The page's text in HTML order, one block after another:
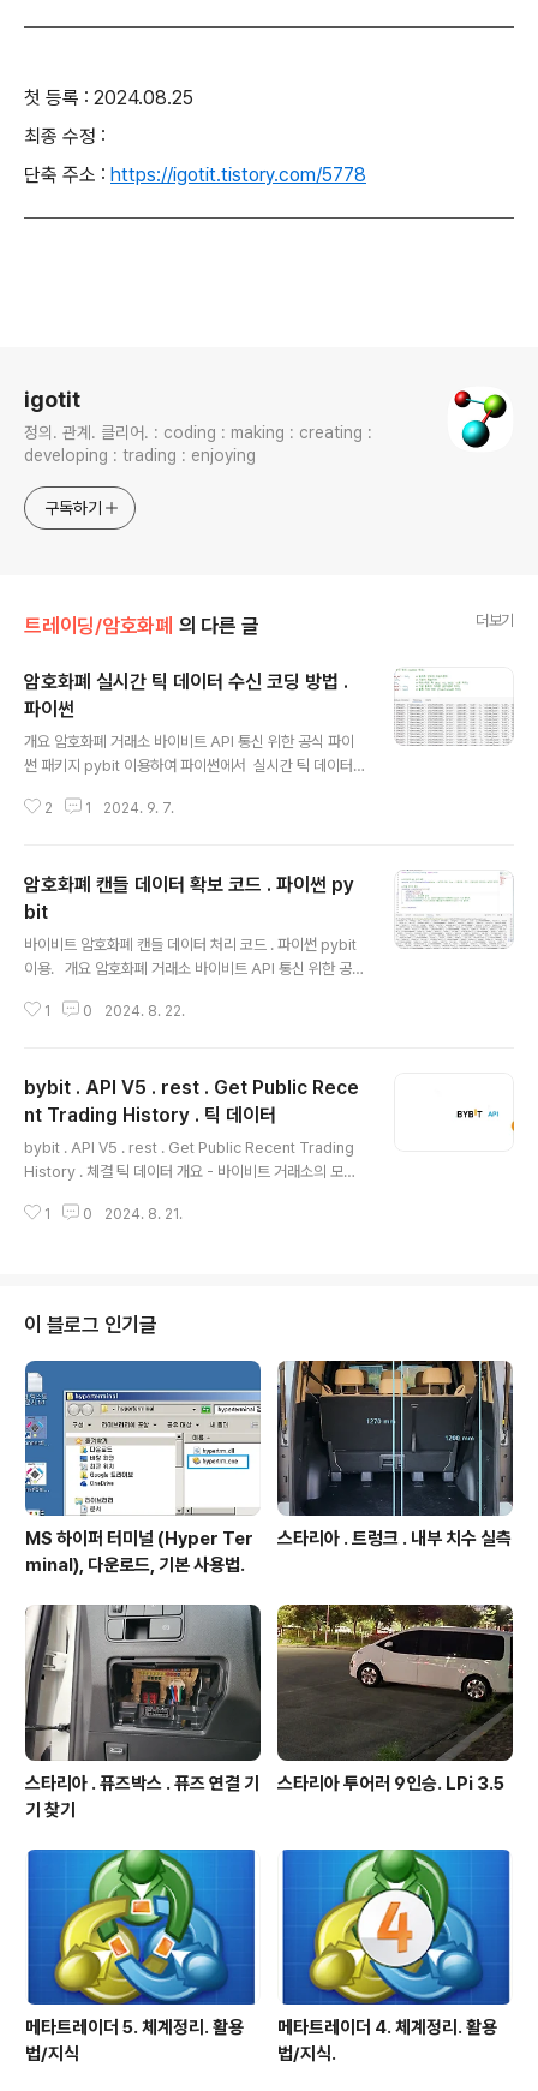
첫 등록 : 2024.08.25
최종 수정 :
단축 주소 : https://igotit.tistory.com/5778
igotit
정의. 관계. 클리어. : coding : making : creating :
developing : trading : enjoying
구독하기
트레이딩/암호화폐 의 다른 글 더보기
암호화폐 실시간 틱 데이터 수신 코딩 방법 .
파이썬
개요 암호화폐 거래소 바이비트 API 통신 위한 공식 파이
썬 패키지 pybit 이용하여 파이썬에서 실시간 틱 데이터
으로 더 유용한 형식으로 코드 발전시키는 과정 단계별로
썬 개발환경 구축 되어있어야 함. 구축예 : https://igotit.t
istory.com/5761- 파이썬에 pybit 설치되어있어야 함.
설치구문 : pip install pybit 사전 필수 개념 이해 - 본
글에서 pybit 이용하여 실시간 틱 데이터 수신하는 것은
2 1 2024. 9. 7.
암호화폐 캔들 데이터 확보 코드 . 파이썬 py
bit
바이비트 암호화폐 캔들 데이터 처리 코드 . 파이썬 pybit
이용. 개요 암호화폐 거래소 바이비트 API 통신 위한 공식
확보하기 위한 가장 기본적인 형태(사람이 사용하기 불편
단계별로 모두 정리. 본 글에서의 바이비트 API 버전 : 현
재(2024. 08.21) 시점 최신 버전 API V5 . 사전 필수
ps://igotit.tistory.com/5761- 파이썬에 pybit 설치되
어있어야 함. 설치구문 : pip install pybit 사전 ..
1 0 2024. 8. 22.
bybit . API V5 . rest . Get Public Rece
nt Trading History . 틱 데이터
bybit . API V5 . rest . Get Public Recent Trading
History . 체결 틱 데이터 개요 - 바이비트 거래소의 모든
로 확보되는 실시간 시세(채결 틱) 데이터의 현재시점 이전
데이터 확보한다. HTTP Request GET /v5/market/
recent-trade 요청인자 ParameterRequiredType
CommentscategorytruestringProduct type. spo
t,linear,inverse,options..
1 0 2024. 8. 21.
이 블로그 인기글
MS 하이퍼 터미널 (Hyper Ter
minal), 다운로드, 기본 사용법.
스타리아 . 트렁크 . 내부 치수 실측
스타리아 . 퓨즈박스 . 퓨즈 연결 기
기 찾기
스타리아 투어러 9인승. LPi 3.5
메타트레이더 5. 체계정리. 활용
법/지식
메타트레이더 4. 체계정리. 활용
법/지식.